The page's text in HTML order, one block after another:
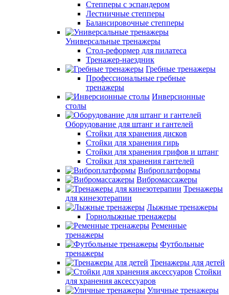
Степперы с эспандером
Лестничные степперы
Балансировочные степперы
Универсальные тренажеры
Стол-реформер для пилатеса
Тренажер-наездник
Гребные тренажеры
Профессиональные гребные
тренажеры
Инверсионные
столы
Оборудование для штанг и гантелей
Стойки для хранения дисков
Стойки для хранения гирь
Стойки для хранения грифов и штанг
Стойки для хранения гантелей
Виброплатформы
Вибромассажеры
Тренажеры
для кинезотерапии
Лыжные тренажеры
Горнолыжные тренажеры
Ременные
тренажеры
Футбольные
тренажеры
Тренажеры для детей
Стойки
для хранения аксессуаров
Уличные тренажеры